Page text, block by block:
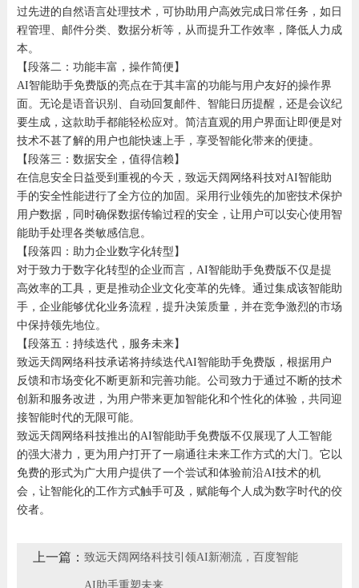
过先进的自然语言处理技术，可协助用户高效完成日常任务，如日
程管理、邮件分类、数据分析等，从而提升工作效率，降低人力成
本。
【段落二：功能丰富，操作简便】
AI智能助手免费版的亮点在于其丰富的功能与用户友好的操作界
面。无论是语音识别、自动回复邮件、智能日历提醒，还是会议纪
要生成，这款助手都能轻松应对。简洁直观的用户界面让即便是对
技术不甚了解的用户也能快速上手，享受智能化带来的便捷。
【段落三：数据安全，值得信赖】
在信息安全日益受到重视的今天，致远天阔网络科技对AI智能助
手的安全性能进行了全方位的加固。采用行业领先的加密技术保护
用户数据，同时确保数据传输过程的安全，让用户可以安心使用智
能助手处理各类敏感信息。
【段落四：助力企业数字化转型】
对于致力于数字化转型的企业而言，AI智能助手免费版不仅是提
高效率的工具，更是推动企业文化变革的先锋。通过集成该智能助
手，企业能够优化业务流程，提升决策质量，并在竞争激烈的市场
中保持领先地位。
【段落五：持续迭代，服务未来】
致远天阔网络科技承诺将持续迭代AI智能助手免费版，根据用户
反馈和市场变化不断更新和完善功能。公司致力于通过不断的技术
创新和服务改进，为用户带来更加智能化和个性化的体验，共同迎
接智能时代的无限可能。
致远天阔网络科技推出的AI智能助手免费版不仅展现了人工智能
的强大潜力，更为用户打开了一扇通往未来工作方式的大门。它以
免费的形式为广大用户提供了一个尝试和体验前沿AI技术的机
会，让智能化的工作方式触手可及，赋能每个人成为数字时代的佼
佼者。
上一篇： 致远天阔网络科技引领AI新潮流，百度智能
AI助手重塑未来